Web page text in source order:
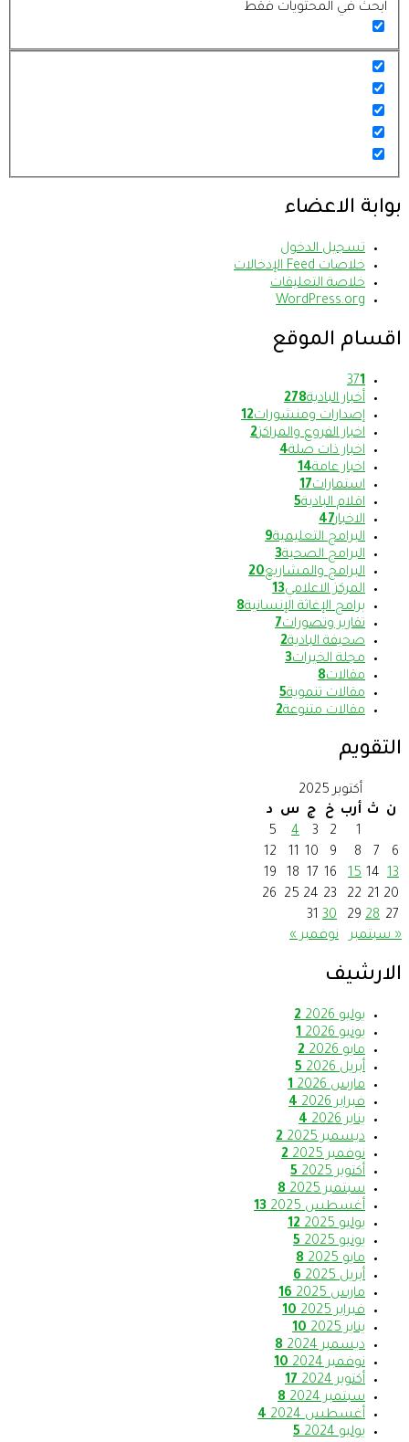
ابحث في المحتويات فقط
بوابة الاعضاء
تسجيل الدخول
خلاصات Feed الإدخالات
خلاصة التعليقات
WordPress.org
اقسام الموقع
371
أخبار البادية278
إصدارات ومنشورات12
اخبار الفروع والمراكز2
اخبار ذات صلة4
اخبار عامة14
استمارات17
اقلام البادية5
الاخبار47
البرامج التعليمية9
البرامج الصحية3
البرامج والمشاريع20
المركز الاعلامي13
برامج الإغاثة الإنسانية8
تقارير وتصورات7
صحيفة البادية2
مجلة الخيرات3
مقالات8
مقالات تنموية5
مقالات متنوعة2
التقويم
أكتوبر 2025
ن
ث أرب خ ج س
د
1
2
3
4
5
6
7
8
9
10
11
12
13
14
15
16
17
18
19
20
21
22
23
24
25
26
27
28
29
30
31
« سبتمبر
نوفمبر »
الارشيف
يوليو 2026
2
يونيو 2026
1
مايو 2026
2
أبريل 2026
5
مارس 2026
1
فبراير 2026
4
يناير 2026
4
ديسمبر 2025
2
نوفمبر 2025
2
أكتوبر 2025
5
سبتمبر 2025
8
أغسطس 2025
13
يوليو 2025
12
يونيو 2025
5
مايو 2025
8
أبريل 2025
6
مارس 2025
16
فبراير 2025
10
يناير 2025
10
ديسمبر 2024
8
نوفمبر 2024
10
أكتوبر 2024
17
سبتمبر 2024
8
أغسطس 2024
4
يوليو 2024
5